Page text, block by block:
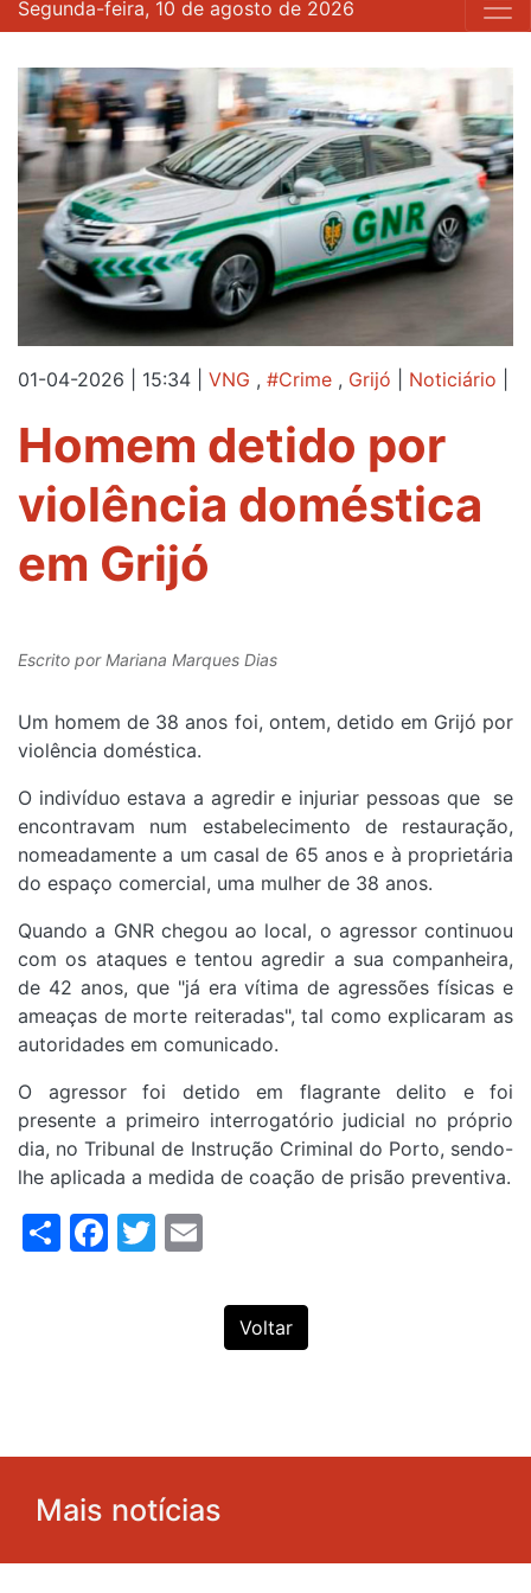
Segunda-feira, 10 de agosto de 2026
01-04-2026 | 15:34 VNG , #Crime , Grijó Noticiário
Homem detido por
violência doméstica
em Grijó
Escrito porMariana Marques Dias
Um homem de 38 anos foi, ontem, detido em Grijó por
violência doméstica.
O indivíduo estava a agredir e injuriar pessoas que se
encontravam num estabelecimento de restauração,
nomeadamente a um casal de 65 anos e à proprietária
do espaço comercial, uma mulher de 38 anos.
Quando a GNR chegou ao local, o agressor continuou
com os ataques e tentou agredir a sua companheira,
de 42 anos, que "já era vítima de agressões físicas e
ameaças de morte reiteradas", tal como explicaram as
autoridades em comunicado.
O agressor foi detido em flagrante delito e foi
presente a primeiro interrogatório judicial no próprio
dia, no Tribunal de Instrução Criminal do Porto, sendo-
lhe aplicada a medida de coação de prisão preventiva.
ShareFacebook
Twitter
Voltar
Mais notícias